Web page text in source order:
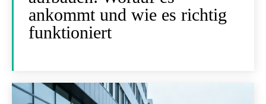
ankommt und wie es richtig
funktioniert